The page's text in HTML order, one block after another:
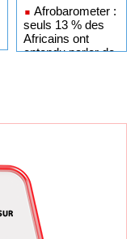
Afrobarometer :
seuls 13 % des
Africains ont
entendu parler de